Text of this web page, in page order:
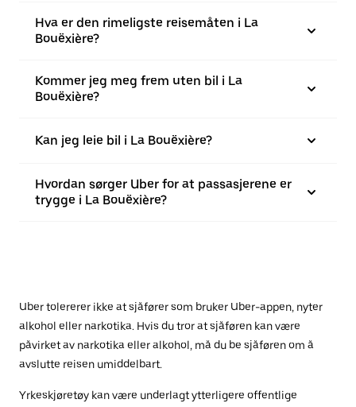
Hva er den rimeligste reisemåten i La
Bouëxière?
Kommer jeg meg frem uten bil i La
Bouëxière?
Kan jeg leie bil i La Bouëxière?
Hvordan sørger Uber for at passasjerene er
trygge i La Bouëxière?
Uber tolererer ikke at sjåfører som bruker Uber-appen, nyter
alkohol eller narkotika. Hvis du tror at sjåføren kan være
påvirket av narkotika eller alkohol, må du be sjåføren om å
avslutte reisen umiddelbart.
Yrkeskjøretøy kan være underlagt ytterligere offentlige